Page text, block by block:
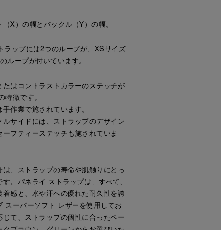
X）の幅とバックル（Y）の幅。
ラップには2つのループが、XSサイズ
ループが付いています。
たはコントラストカラーのステッチが
特徴です。
作業で施されています。
ルサイドには、ストラップのデザイン
ーフティーステッチも施されていま
は、ストラップの寿命や肌触りにとっ
。パネライ ストラップは、すべて、
着感と、水や汗への優れた耐久性を誇
スーパーソフト レザーを使用してお
じて、ストラップの個性に合ったベー